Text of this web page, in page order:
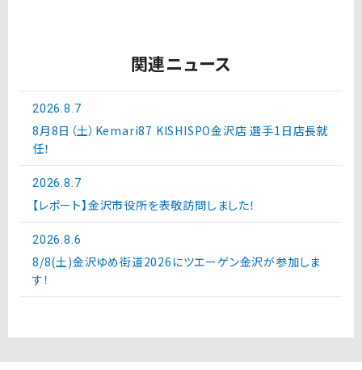
関連ニュース
2026.8.7
8月8日（土）Kemari87 KISHISPO金沢店 選手1日店長就
任！
2026.8.7
【レポート】金沢市役所を表敬訪問しました！
2026.8.6
8/8(土)金沢ゆめ街道2026にツエーゲン金沢が参加しま
す！